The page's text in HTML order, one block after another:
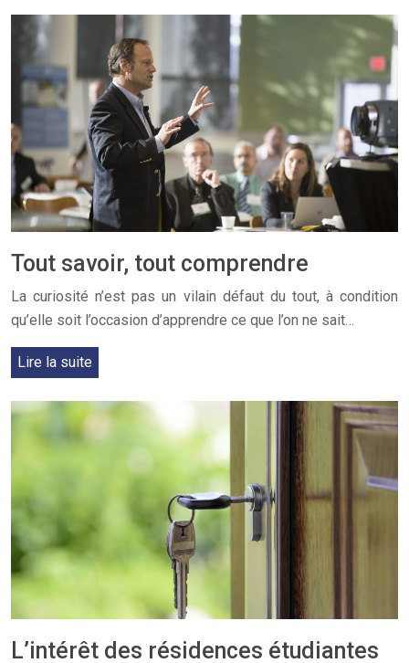
Tout savoir, tout comprendre
La curiosité n’est pas un vilain défaut du tout, à condition
qu’elle soit l’occasion d’apprendre ce que l’on ne sait…
Lire la suite
L’intérêt des résidences étudiantes